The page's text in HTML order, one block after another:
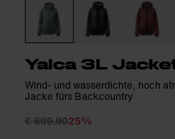
Yalca 3L
Wind- und wasserdichte, hoch
Jacke fürs Backcountry
€ 699.9025%